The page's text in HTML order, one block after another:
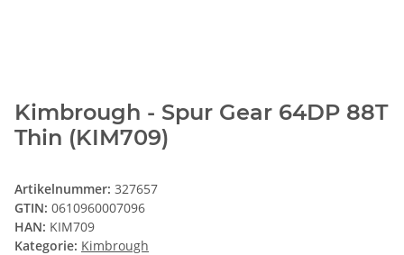
Kimbrough - Spur Gear 64DP 88T
Thin (KIM709)
Artikelnummer: 327657
GTIN: 0610960007096
HAN: KIM709
Kategorie: Kimbrough